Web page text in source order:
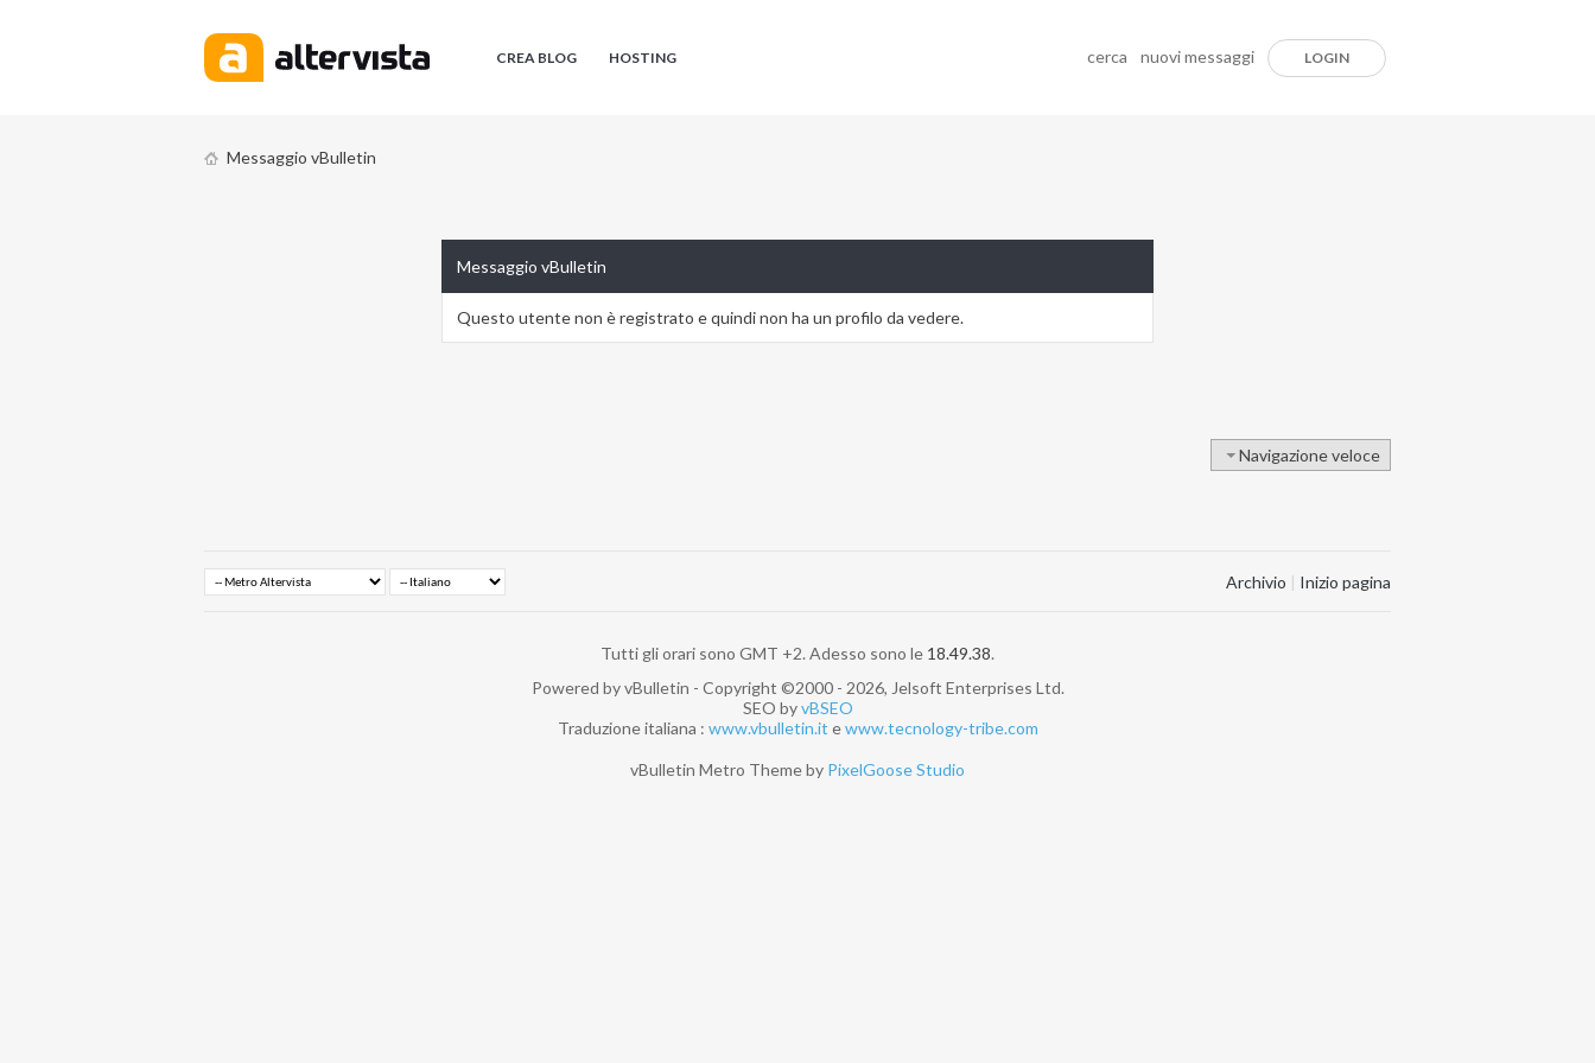
CREA BLOG HOSTING cerca nuovi messaggi LOGIN
Messaggio vBulletin
Messaggio vBulletin
Questo utente non è registrato e quindi non ha un profilo da vedere.
Navigazione veloce
Archivio | Inizio pagina
Tutti gli orari sono GMT +2. Adesso sono le 18.49.38.
Powered by vBulletin - Copyright ©2000 - 2026, Jelsoft Enterprises Ltd.
SEO byvBSEO
Traduzione italiana : www.vbulletin.it ewww.tecnology-tribe.com
vBulletin Metro Theme by PixelGoose Studio